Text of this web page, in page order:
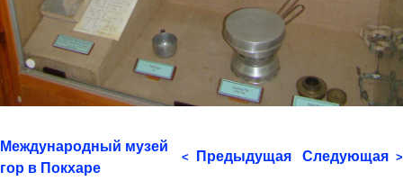
Международный музей
гор в Покхаре
< Предыдущая Следующая >